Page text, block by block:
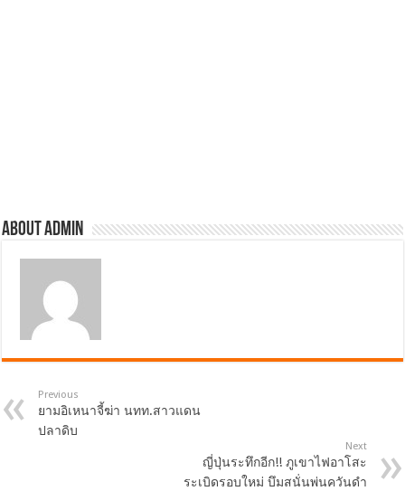
About admin
Previous
ยามอิเหนาจี้ฆ่า นทท.สาวแดน
ปลาดิบ
Next
ญี่ปุ่นระทึกอีก!! ภูเขาไฟอาโสะ
ระเบิดรอบใหม่ บึมสนั่นพ่นควันดำ